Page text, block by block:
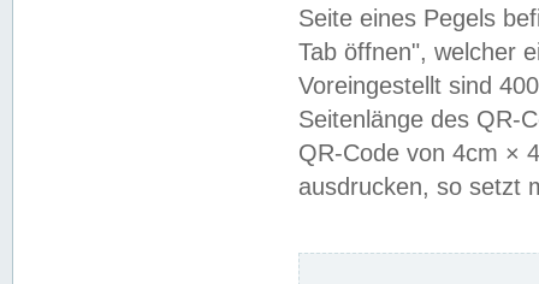
Seite eines Pegels
Tab öffnen", welcher
Voreingestellt sind
Seitenlänge des QR-
QR-Code von 4cm ×
ausdrucken, so setzt